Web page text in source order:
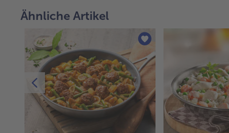
Ähnliche Artikel